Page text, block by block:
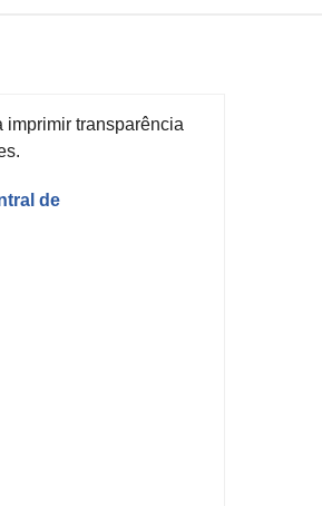
imprimir transparência
de